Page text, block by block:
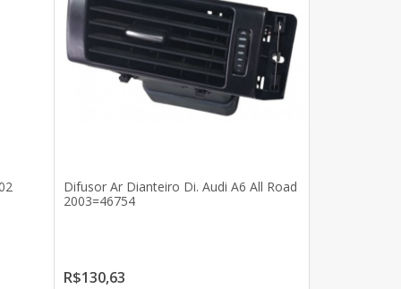
Difusor Ar Dianteiro Di. Audi A6 All Road
2003=46754
R$130,63